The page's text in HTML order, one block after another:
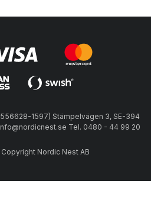
1597) Stämpelvägen 3, SE-394
Tel. 0480 - 44 99 20
Nordic Nest AB